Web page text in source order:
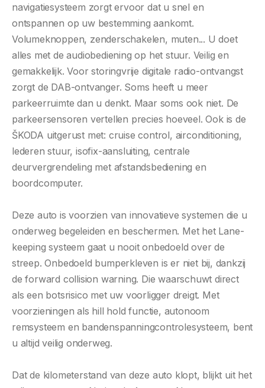
navigatiesysteem zorgt ervoor dat u snel en
ontspannen op uw bestemming aankomt.
Volumeknoppen, zenderschakelen, muten... U doet
alles met de audiobediening op het stuur. Veilig en
gemakkelijk. Voor storingvrije digitale radio-ontvangst
zorgt de DAB-ontvanger. Soms heeft u meer
parkeerruimte dan u denkt. Maar soms ook niet. De
parkeersensoren vertellen precies hoeveel. Ook is de
ŠKODA uitgerust met: cruise control, airconditioning,
lederen stuur, isofix-aansluiting, centrale
deurvergrendeling met afstandsbediening en
boordcomputer.
Deze auto is voorzien van innovatieve systemen die u
onderweg begeleiden en beschermen. Met het Lane-
keeping systeem gaat u nooit onbedoeld over de
streep. Onbedoeld bumperkleven is er niet bij, dankzij
de forward collision warning. Die waarschuwt direct
als een botsrisico met uw voorligger dreigt. Met
voorzieningen als hill hold functie, autonoom
remsysteem en bandenspanningcontrolesysteem, bent
u altijd veilig onderweg.
Dat de kilometerstand van deze auto klopt, blijkt uit het